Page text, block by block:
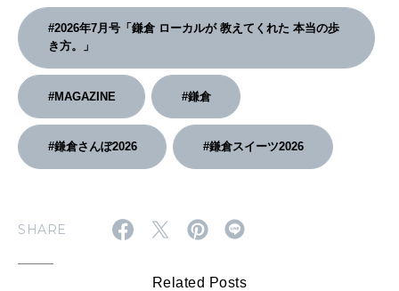
#2026年7月号「鎌倉 ローカルが 教えてくれた 本当の歩
き方。」
#MAGAZINE #鎌倉
#鎌倉さんぽ2026 #鎌倉スイーツ2026
SHARE
Related Posts